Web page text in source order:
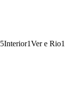
5Interior1Ver e Rio1